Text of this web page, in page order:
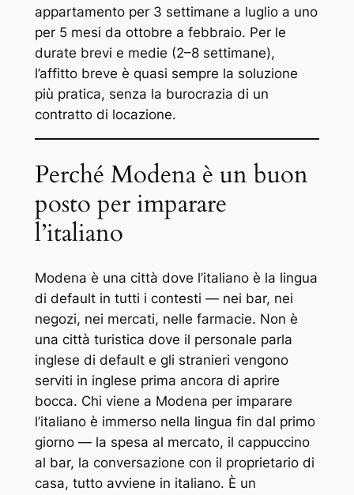
appartamento per 3 settimane a luglio a uno
per 5 mesi da ottobre a febbraio. Per le
durate brevi e medie (2–8 settimane),
l’affitto breve è quasi sempre la soluzione
più pratica, senza la burocrazia di un
contratto di locazione.
Perché Modena è un buon
posto per imparare
l’italiano
Modena è una città dove l’italiano è la lingua
di default in tutti i contesti — nei bar, nei
negozi, nei mercati, nelle farmacie. Non è
una città turistica dove il personale parla
inglese di default e gli stranieri vengono
serviti in inglese prima ancora di aprire
bocca. Chi viene a Modena per imparare
l’italiano è immerso nella lingua fin dal primo
giorno — la spesa al mercato, il cappuccino
al bar, la conversazione con il proprietario di
casa, tutto avviene in italiano. È un